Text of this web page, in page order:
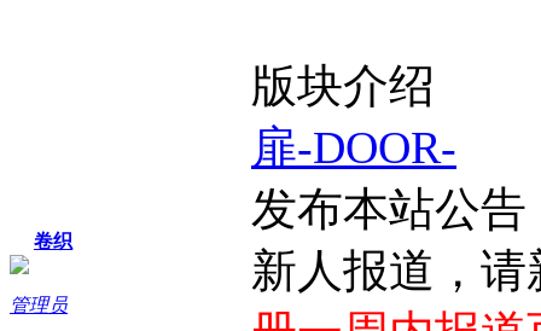
卷织
管理员
版块介绍
扉-DOOR-
发布本站公
新人报道，